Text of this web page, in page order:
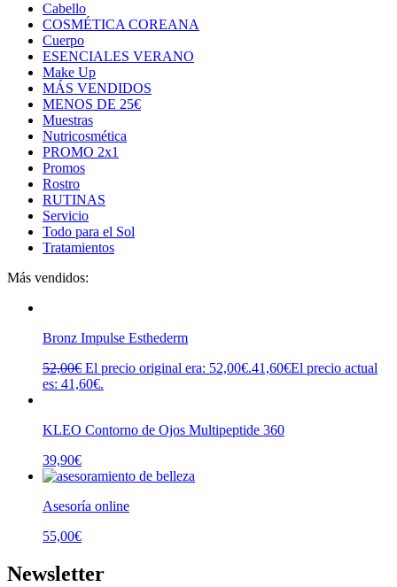
Cabello
COSMÉTICA COREANA
Cuerpo
ESENCIALES VERANO
Make Up
MÁS VENDIDOS
MENOS DE 25€
Muestras
Nutricosmética
PROMO 2x1
Promos
Rostro
RUTINAS
Servicio
Todo para el Sol
Tratamientos
Más vendidos:
Bronz Impulse Esthederm
52,00€ El precio original era: 52,00€.41,60€El precio actual
es: 41,60€.
KLEO Contorno de Ojos Multipeptide 360
39,90€
Asesoría online
55,00€
Newsletter